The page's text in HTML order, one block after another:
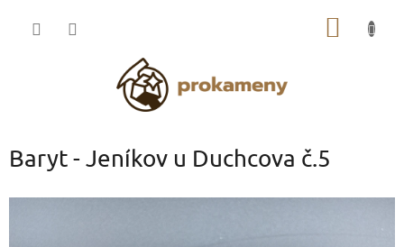
Baryt - Jeníkov u Duchcova č.5